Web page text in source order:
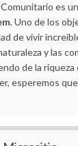
es
. Uno de los
de vivir
y las
de la riqueza
esperemos